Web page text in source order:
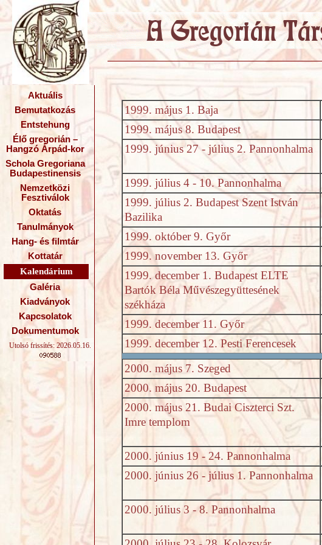
Aktuális
Bemutatkozás
Entstehung
Élő gregorián –
Hangzó Árpád-kor
Schola Gregoriana
Budapestinensis
Nemzetközi
Fesztiválok
Oktatás
Tanulmányok
Hang- és filmtár
Kottatár
Kalendárium
Galéria
Kiadványok
Kapcsolatok
Dokumentumok
Utolsó frissítés: 2026.05.16.
1999. május 1. Baja
1999. május 8. Budapest
1999. június 27 - július 2. Pannonhalma
1999. július 4 - 10. Pannonhalma
1999. július 2. Budapest Szent István
Bazilika
1999. október 9. Győr
1999. november 13. Győr
1999. december 1. Budapest ELTE
Bartók Béla Művészegyüttesének
székháza
1999. december 11. Győr
1999. december 12. Pesti Ferencesek
2000. május 7. Szeged
2000. május 20. Budapest
2000. május 21. Budai Ciszterci Szt.
Imre templom
2000. június 19 - 24. Pannonhalma
2000. június 26 - július 1. Pannonhalma
2000. július 3 - 8. Pannonhalma